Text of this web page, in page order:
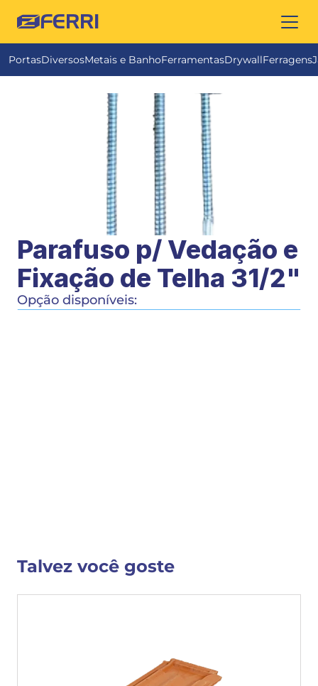
FERRI
PortasDiversosMetais e BanhoFerramentasDrywallFerragens
Parafuso p/ Vedação e
Fixação de Telha 31/2"
Opção disponíveis:
VER MAIS INFORMAÇÕES
Talvez você goste